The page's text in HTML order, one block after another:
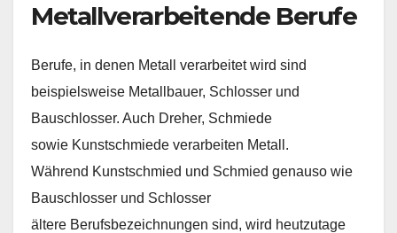
Metallverarbeitende Berufe
Berufe, in denen Metall verarbeitet wird sind
beispielsweise Metallbauer, Schlosser und
Bauschlosser. Auch Dreher, Schmiede
sowie Kunstschmiede verarbeiten Metall.
Während Kunstschmied und Schmied genauso wie
Bauschlosser und Schlosser
ältere Berufsbezeichnungen sind, wird heutzutage